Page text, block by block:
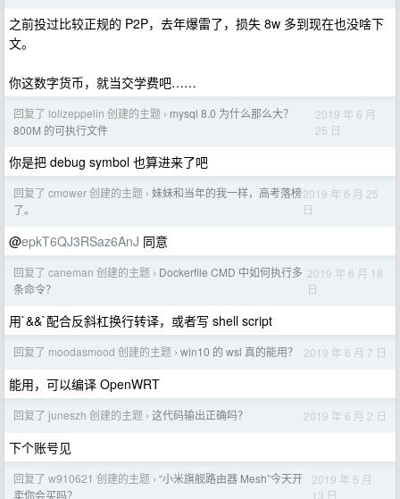
之前投过比较正规的 P2P，去年爆雷了，损失 8w 多到现在也没啥下
文。
你这数字货币，就当交学费吧……
回复了 lolizeppelin 创建的主题 › mysql 8.0 为什么那么大？
800M 的可执行文件
2019 年 6 月
25 日
你是把 debug symbol 也算进来了吧
回复了 cmower 创建的主题 › 妹妹和当年的我一样，高考落榜
了。
2019 年 6 月 25
日
@epkT6QJ3RSaz6AnJ 同意
回复了 caneman 创建的主题 › Dockerfile CMD 中如何执行多
条命令？
2019 年 6 月 18
日
用`&&`配合反斜杠换行转译，或者写 shell script
回复了 moodasmood 创建的主题 › win10 的 wsl 真的能用？ 2019 年 6 月 7 日
能用，可以编译 OpenWRT
回复了 juneszh 创建的主题 › 这代码输出正确吗？ 2019 年 6 月 2 日
下个账号见
回复了 w910621 创建的主题 › “小米旗舰路由器 Mesh”今天开
卖你会买吗？
2019 年 5 月
13 日